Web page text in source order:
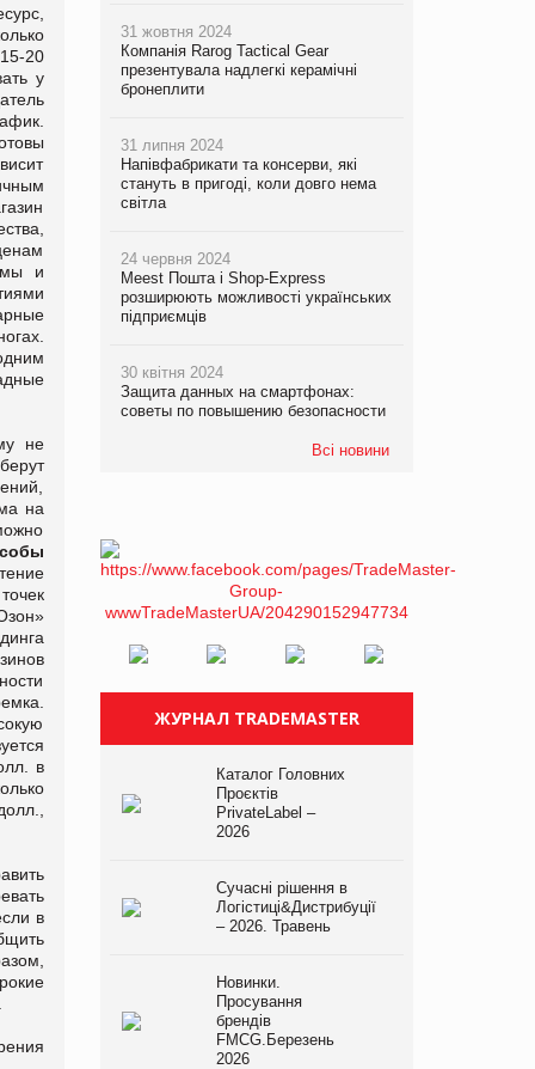
20
у
и
не
на
в
в
31 жовтня 2024
Компанія Rarog Tactical Gear
презентувала надлегкі керамічні
бронеплити
31 липня 2024
Напівфабрикати та консерви, які
стануть в пригоді, коли довго нема
світла
24 червня 2024
Meest Пошта і Shop-Express
розширюють можливості українських
підприємців
30 квітня 2024
Защита данных на смартфонах:
советы по повышению безопасности
Всі новини
ЖУРНАЛ TRADEMASTER
Каталог Головних
Проєктів
PrivateLabel –
2026
Сучасні рішення в
Логістиці&Дистрибуції
– 2026. Травень
Новинки.
Просування
брендів
FMCG.Березень
2026